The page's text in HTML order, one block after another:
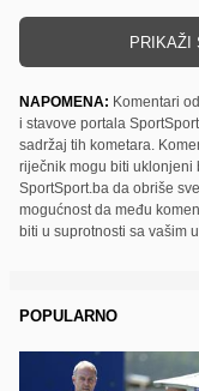
PRIKAŽI
NAPOMENA: Komentari
i stavove portala
sadržaj tih kometara.
riječnik mogu biti uklonjeni
SportSport.ba da obriše
mogućnost da među
biti u suprotnosti sa vašim
POPULARNO